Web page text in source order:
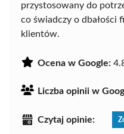
przystosowany do
co świadczy o dbałości
klientów.
Ocena w Google:
Liczba opinii w
Czytaj opinie: